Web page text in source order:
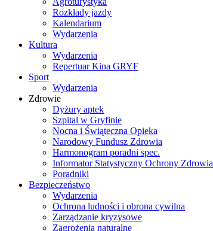
Rozkłady jazdy
Kalendarium
Wydarzenia
Kultura
Wydarzenia
Repertuar Kina GRYF
Sport
Wydarzenia
Zdrowie
Dyżury aptek
Szpital w Gryfinie
Nocna i Świąteczna Opieka
Narodowy Fundusz Zdrowia
Harmonogram poradni spec.
Informator Statystyczny Ochrony Zdrowia
Poradniki
Bezpieczeństwo
Wydarzenia
Ochrona ludności i obrona cywilna
Zarządzanie kryzysowe
Zagrożenia naturalne